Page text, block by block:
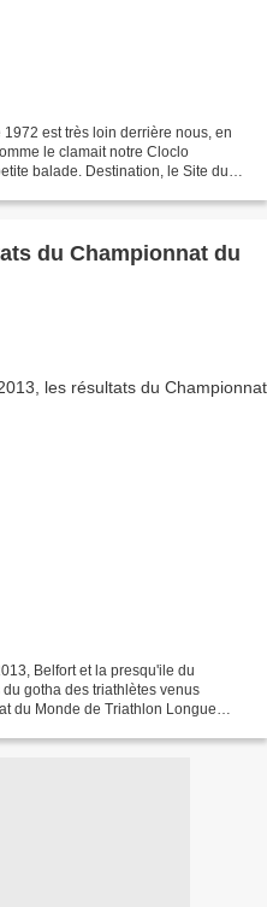
est très loin derrière nous, en
le clamait notre Cloclo
balade. Destination, le Site du
du Championnat du
Belfort et la presqu'ile du
gotha des triathlètes venus
du Monde de Triathlon Longue